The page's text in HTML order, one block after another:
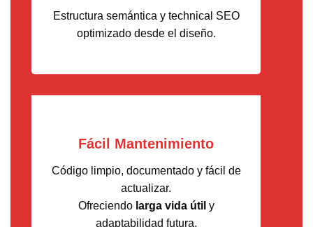
Estructura semántica y technical SEO
optimizado desde el diseño.
Fácil Mantenimiento
Código limpio, documentado y fácil de
actualizar.
Ofreciendo larga vida útil y
adaptabilidad futura.